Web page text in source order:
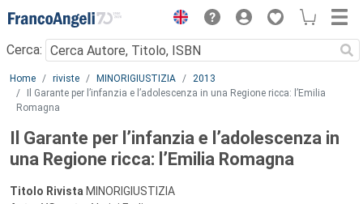
Menu
Cerca:
Main content
Home riviste MINORIGIUSTIZIA
2013
Il Garante per l’infanzia e l’adolescenza in una Regione ricca: l’Emilia
Romagna
Il Garante per l’infanzia e l’adolescenza in
una Regione ricca: l’Emilia Romagna
Titolo Rivista MINORIGIUSTIZIA